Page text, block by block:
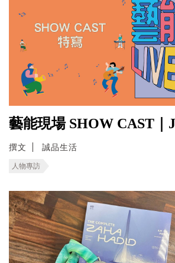
藝能現場 SHOW CAST｜
撰文 誠品生活
人物專訪